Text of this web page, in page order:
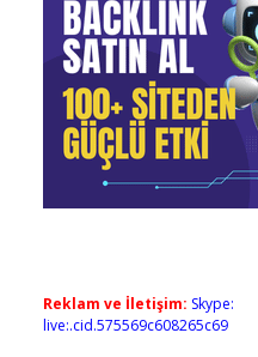
Reklam ve İletişim: Skype:
live:.cid.575569c608265c69